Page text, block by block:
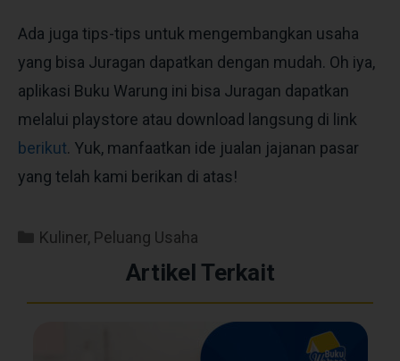
Ada juga tips-tips untuk mengembangkan usaha
yang bisa Juragan dapatkan dengan mudah. Oh iya,
aplikasi Buku Warung ini bisa Juragan dapatkan
melalui playstore atau download langsung di link
berikut. Yuk, manfaatkan ide jualan jajanan pasar
yang telah kami berikan di atas!
Kuliner, Peluang Usaha
Artikel Terkait